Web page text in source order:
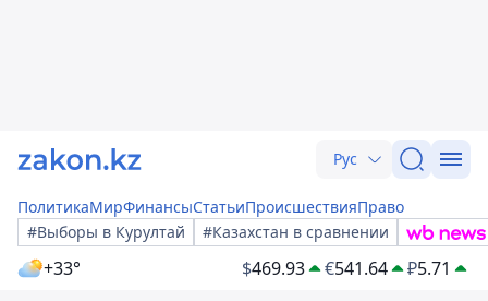
Рус
ПолитикаМирФинансыСтатьиПроисшествияПраво
#Выборы в Курултай
#Казахстан в сравнении
+33° $469.93 €541.64 ₽5.71